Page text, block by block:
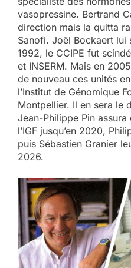
vasopressine. Bertrand
direction mais la quitta
Sanofi. Joël Bockaert lui
1992, le CCIPE fut
et INSERM. Mais en
de nouveau ces unités
l’Institut de Génomique
Montpellier. Il en sera le
Jean-Philippe Pin
l’IGF jusqu’en 2020,
puis Sébastien Granier
2026.